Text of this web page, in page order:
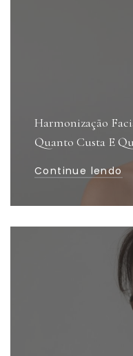
Harmonização
Quanto Custa E
Continue lendo